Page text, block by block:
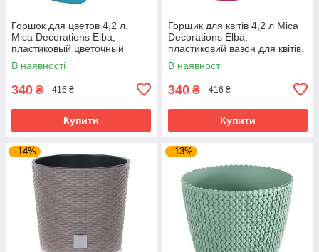
Горшок для цветов 4,2 л.
Mica Decorations Elba,
пластиковый цветочный
вазон, для улицы и
помещений, бирюзовый
В наявності
340 ₴ 416 ₴
Купити
Горщик для квітів 4,2 л Mica
Decorations Elba,
пластиковий вазон для квітів,
для вулиці та приміщень,
рожевий
В наявності
340 ₴ 416 ₴
Купити
–14% –13%